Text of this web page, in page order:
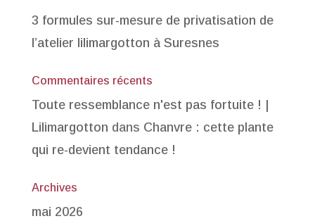
3 formules sur-mesure de privatisation de
l’atelier lilimargotton à Suresnes
Commentaires récents
Toute ressemblance n'est pas fortuite ! |
Lilimargotton dans Chanvre : cette plante
qui re-devient tendance !
Archives
mai 2026